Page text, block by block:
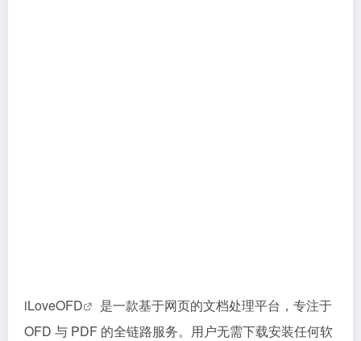
iLoveOFD
是一款基于网页的文档处理平台，专注于
OFD 与 PDF 的全链路服务。用户无需下载安装任何软